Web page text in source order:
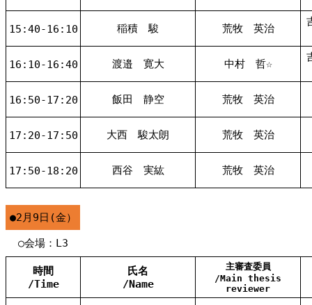
15:40-16:10 稲積 駿 荒牧 英治
16:10-16:40 渡邉 寛大 中村 哲☆
16:50-17:20 飯田 静空 荒牧 英治
17:20-17:50 大西 駿太朗 荒牧 英治
17:50-18:20 西谷 実紘 荒牧 英治
●2月9日(金）
○会場：L3
時間
/Time
氏名
/Name
主審査委員
/Main thesis
reviewer